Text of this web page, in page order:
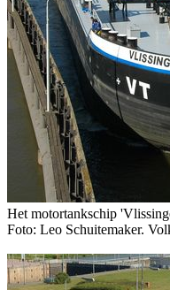
Het motortankschip
Foto: Leo Schuitemaker.